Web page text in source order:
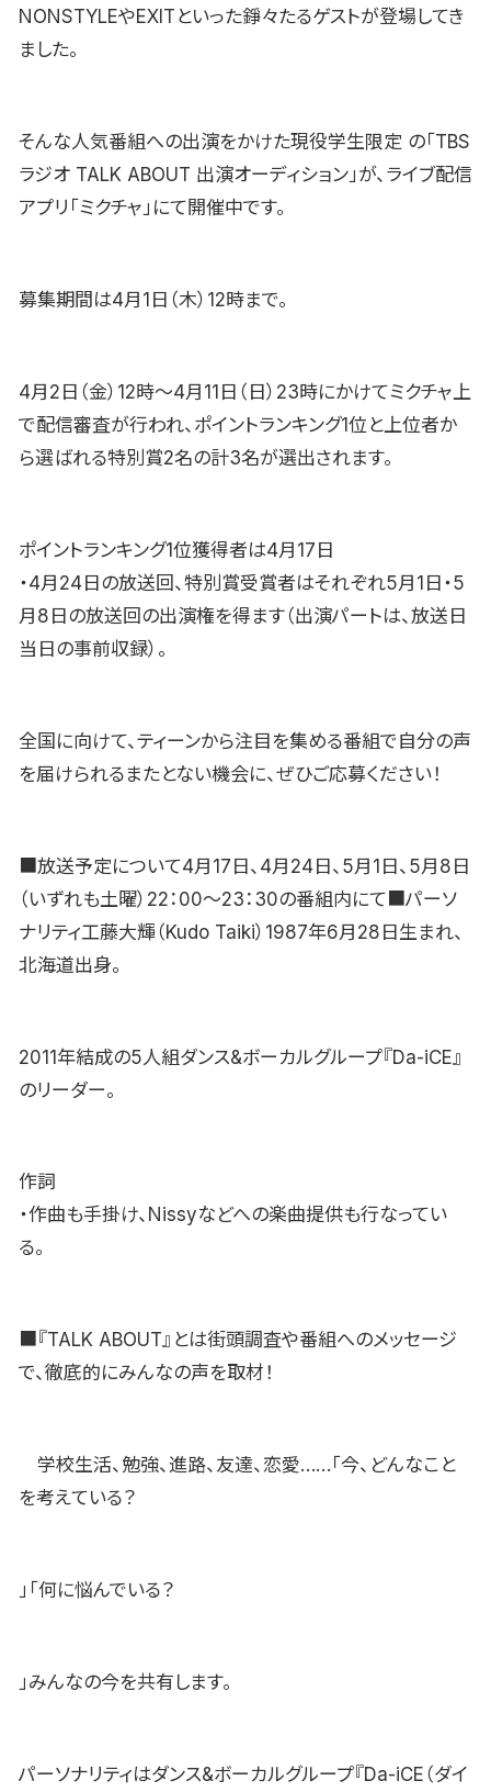
NONSTYLEやEXITといった錚々たるゲストが登場してき
ました。
そんな人気番組への出演をかけた現役学生限定 の「TBS
ラジオ TALK ABOUT 出演オーディション」が、ライブ配信
アプリ「ミクチャ」にて開催中です。
募集期間は4月1日（木）12時まで。
4月2日（金）12時〜4月11日（日）23時にかけてミクチャ上
で配信審査が行われ、ポイントランキング1位と上位者か
ら選ばれる特別賞2名の計3名が選出されます。
ポイントランキング1位獲得者は4月17日
・4月24日の放送回、特別賞受賞者はそれぞれ5月1日・5
月8日の放送回の出演権を得ます（出演パートは、放送日
当日の事前収録）。
全国に向けて、ティーンから注目を集める番組で自分の声
を届けられるまたとない機会に、ぜひご応募ください！
■放送予定について4月17日、4月24日、5月1日、5月8日
（いずれも土曜）22：00〜23：30の番組内にて■パーソ
ナリティ工藤大輝（Kudo Taiki）1987年6月28日生まれ、
北海道出身。
2011年結成の5人組ダンス&ボーカルグループ『Da-iCE』
のリーダー。
作詞
・作曲も手掛け、Nissyなどへの楽曲提供も行なってい
る。
■『TALK ABOUT』とは街頭調査や番組へのメッセージ
で、徹底的にみんなの声を取材！
学校生活、勉強、進路、友達、恋愛……「今、どんなこと
を考えている？
」「何に悩んでいる？
」みんなの今を共有します。
パーソナリティはダンス&ボーカルグループ『Da-iCE（ダイ